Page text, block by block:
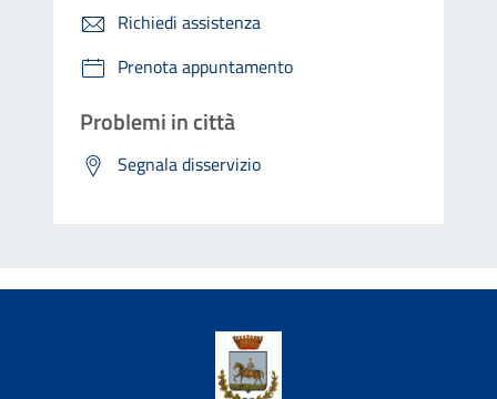
Richiedi assistenza
Prenota appuntamento
Problemi in città
Segnala disservizio